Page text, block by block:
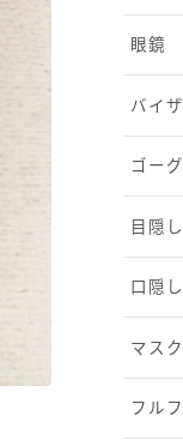
眼鏡
バイ
ゴー
目隠し
口隠し
マスク
フル